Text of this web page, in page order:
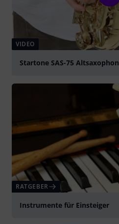
VIDEO
Startone SAS-75 Altsaxophon
RATGEBER
Instrumente für Einsteiger